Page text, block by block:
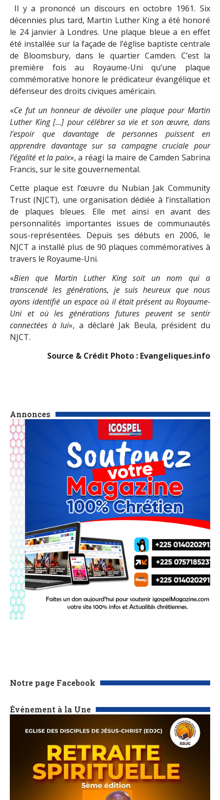
Annonces
Notre page Facebook
Événement à la Une
Il y a prononcé un discours en octobre 1961. Six
décennies plus tard, Martin Luther King a été honoré
le 24 janvier à Londres. Une plaque bleue a en effet
été installée sur la façade de l’église baptiste centrale
de Bloomsbury, dans le quartier Camden. C’est la
première fois au Royaume-Uni qu’une plaque
commémorative honore le prédicateur évangélique et
défenseur des droits civiques américain.
«Ce fut un honneur de dévoiler une plaque pour Martin
Luther King […] pour célébrer sa vie et son œuvre, dans
l’espoir que davantage de personnes puissent en
apprendre davantage sur sa campagne cruciale pour
l’égalité et la paix», a réagi la maire de Camden Sabrina
Francis, sur le site gouvernemental.
Cette plaque est l’œuvre du Nubian Jak Community
Trust (NJCT), une organisation dédiée à l’installation
de plaques bleues. Elle met ainsi en avant des
personnalités importantes issues de communautés
sous-représentées. Depuis ses débuts en 2006, le
NJCT a installé plus de 90 plaques commémoratives à
travers le Royaume-Uni.
«Bien que Martin Luther King soit un nom qui a
transcendé les générations, je suis heureux que nous
ayons identifié un espace où il était présent au Royaume-
Uni et où les générations futures peuvent se sentir
connectées à lui», a déclaré Jak Beula, président du
NJCT.
Source & Crédit Photo : Evangeliques.info